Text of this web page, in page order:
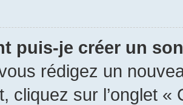
puis-je créer un
rédigez un
cliquez sur l’onglet